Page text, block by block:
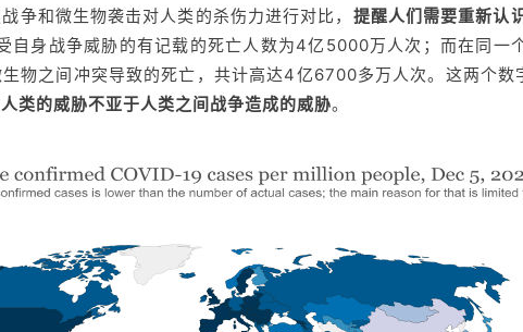
争和微生物袭击对人类的杀伤力进行对比， 提醒人们需要重新认
自身战争威胁的有记载的死亡人数为4亿5000万人次；而在同一
物之间冲突导致的死亡，共计高达4亿6700多万人次。这两个数
类的威胁不亚于人类之间战争造成的威胁。